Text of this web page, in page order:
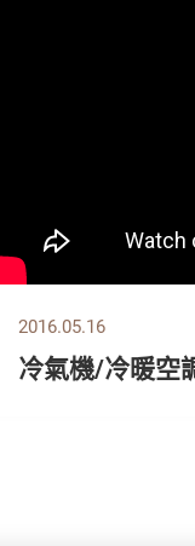
2016.05.16
冷氣機/冷暖空